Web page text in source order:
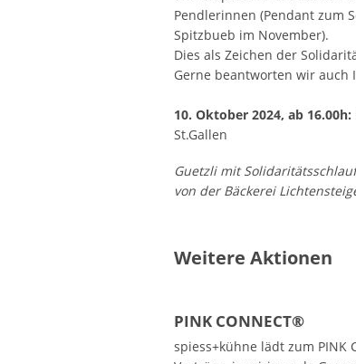
Pendlerinnen (Pendant zum
Spitzbueb im November).
Dies als Zeichen der
Gerne beantworten wir auch
10. Oktober 2024, ab 16.00h:
St.Gallen
Guetzli mit
von der Bäckerei
Weitere Aktionen
PINK CONNECT®
spiess+kühne lädt zum PINK